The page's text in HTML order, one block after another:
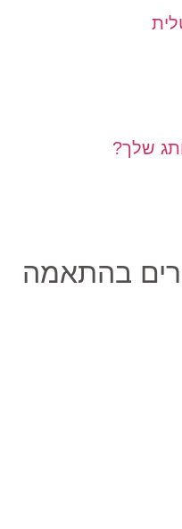
שלך?
בהתאמה